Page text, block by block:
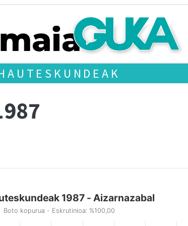
1987 - Aizarnazabal
Boto kopurua - Eskrutinioa: %100,00